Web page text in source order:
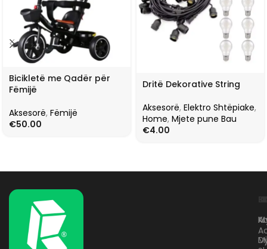
Bicikletë me Qadër për
Fëmijë
Aksesorë, Fëmijë
€50.00
Dritë Dekorative String
Aksesorë, Elektro Shtëpiake,
Home, Mjete pune Bau
€4.00